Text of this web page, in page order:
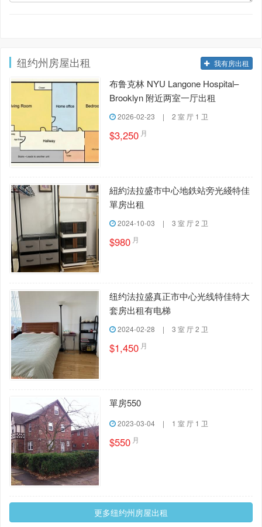
纽约州房屋出租 我有房出租
布鲁克林 NYU Langone Hospital–
Brooklyn 附近两室一厅出租
2026-02-23 | 2 室 厅 1 卫
$3,250 月
紐約法拉盛市中心地鉄站旁光綫特佳
單房出租
2024-10-03 | 3 室 厅 2 卫
$980 月
纽约法拉盛真正市中心光线特佳特大
套房出租有电梯
2024-02-28 | 3 室 厅 2 卫
$1,450 月
單房550
2023-03-04 | 1 室 厅 1 卫
$550 月
更多纽约州房屋出租